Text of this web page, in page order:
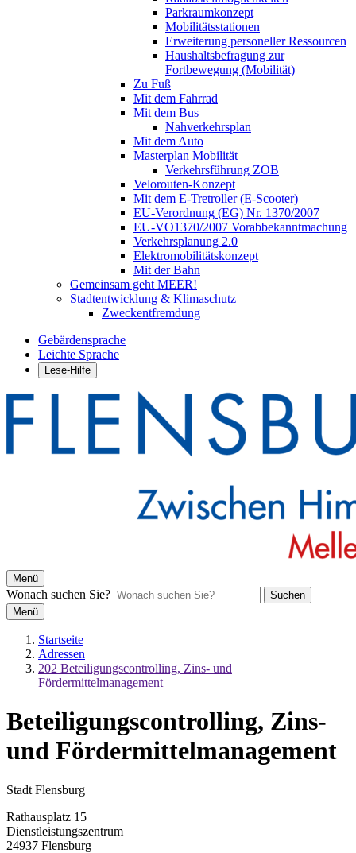
Parkraumkonzept
Mobilitätsstationen
Erweiterung personeller Ressourcen
Haushaltsbefragung zur
Fortbewegung (Mobilität)
Zu Fuß
Mit dem Fahrrad
Mit dem Bus
Nahverkehrsplan
Mit dem Auto
Masterplan Mobilität
Verkehrsführung ZOB
Velorouten-Konzept
Mit dem E-Tretroller (E-Scooter)
EU-Verordnung (EG) Nr. 1370/2007
EU-VO1370/2007 Vorabbekanntmachung
Verkehrsplanung 2.0
Elektromobilitätskonzept
Mit der Bahn
Gemeinsam geht MEER!
Stadtentwicklung & Klimaschutz
Zweckentfremdung
Gebärdensprache
Leichte Sprache
Lese-Hilfe
Menü
Wonach suchen Sie?
Suchen
Menü
Startseite
Adressen
202 Beteiligungscontrolling, Zins- und
Fördermittelmanagement
Beteiligungscontrolling, Zins-
und Fördermittelmanagement
Stadt Flensburg
Rathausplatz 15
Dienstleistungszentrum
24937 Flensburg